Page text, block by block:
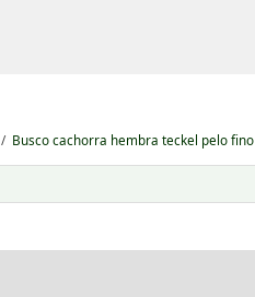
/ Busco cachorra hembra teckel pelo fino